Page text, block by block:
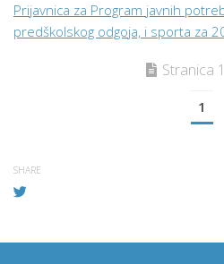
Prijavnica za Program javnih
predškolskog odgoja, i sporta za
Stranica
1
SHARE